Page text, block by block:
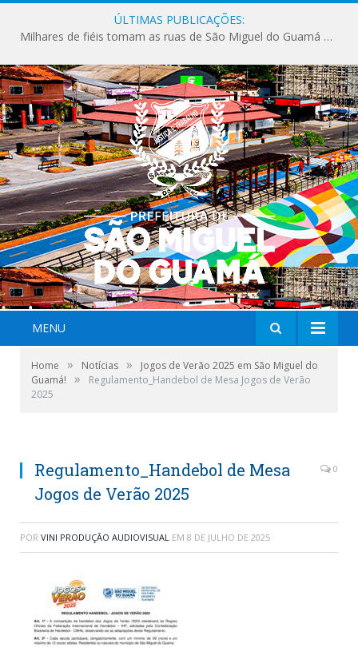
ÚLTIMAS PUBLICAÇÕES:
Milhares de fiéis tomam as ruas de São Miguel do Guamá em uma grande celebração de fé na Marcha para Jesus 2026.
MENU
Home » Notícias »
Jogos de Verão 2025 em São Miguel do
Guamá!
»
Regulamento_Handebol de Mesa Jogos de Verão
2025
Regulamento_Handebol de Mesa
Jogos de Verão 2025
0
POR VINI PRODUÇÃO AUDIOVISUAL EM 8 DE JULHO DE 2025